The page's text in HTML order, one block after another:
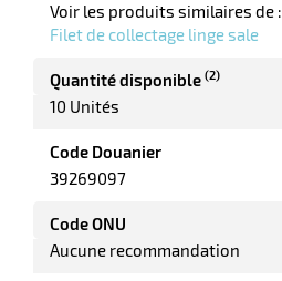
Voir les produits similaires de :
Filet de collectage linge sale
Quantité disponible (2)
10 Unités
Code Douanier
39269097
Code ONU
Aucune recommandation